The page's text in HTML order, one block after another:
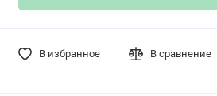
В избранное В сравнение